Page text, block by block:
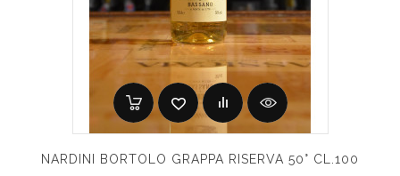
NARDINI BORTOLO GRAPPA RISERVA 50° CL.100